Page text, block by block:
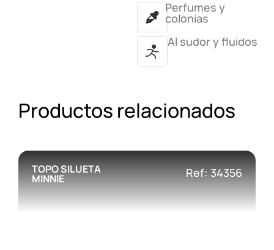
Perfumes y
colonias
Al sudor y fluidos
Productos relacionados
TOPO SILUETA
MINNIE Ref: 34356